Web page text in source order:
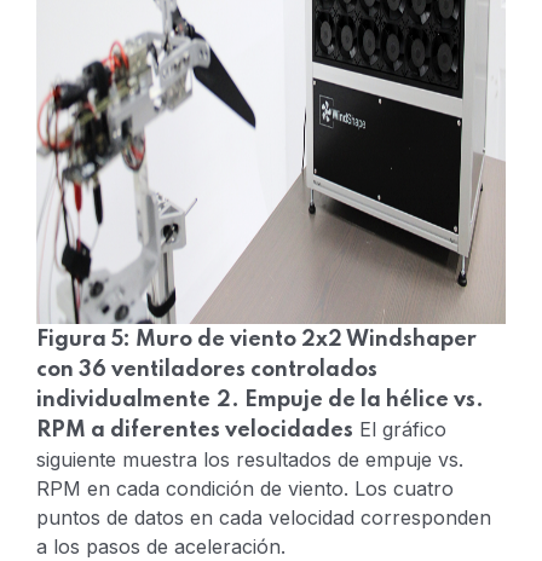
Figura 5: Muro de viento 2x2 Windshaper
con 36 ventiladores controlados
individualmente 2. Empuje de la hélice vs.
RPM a diferentes velocidades El gráfico
siguiente muestra los resultados de empuje vs.
RPM en cada condición de viento. Los cuatro
puntos de datos en cada velocidad corresponden
a los pasos de aceleración.